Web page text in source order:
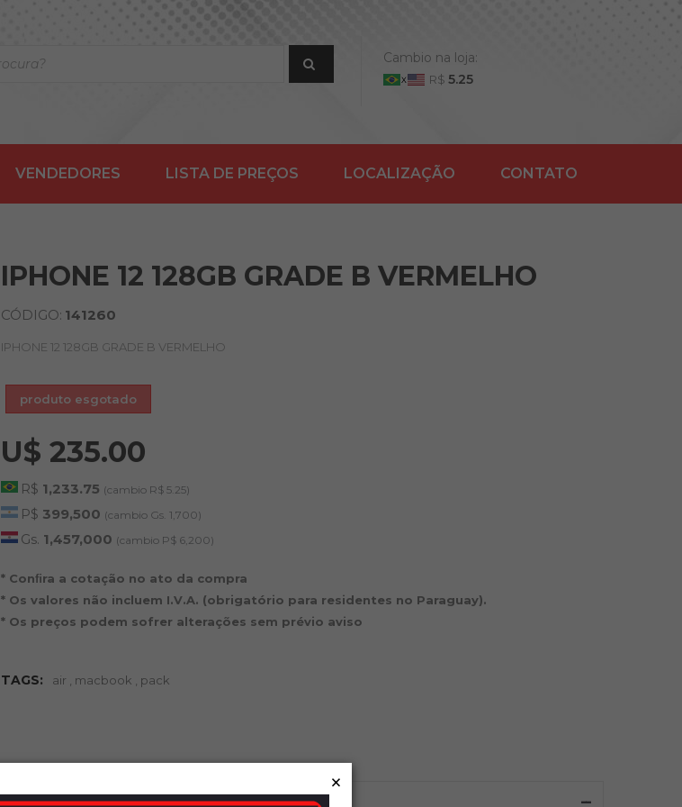
Cambio na loja:
R$ 5.25
VENDEDORES LISTA DE PREÇOS LOCALIZAÇÃO CONTATO
IPHONE 12 128GB GRADE B VERMELHO
CÓDIGO: 141260
IPHONE 12 128GB GRADE B VERMELHO
produto esgotado
U$ 235.00
R$ 1,233.75 (cambio R$ 5.25)
P$ 399,500 (cambio Gs. 1,700)
Gs. 1,457,000 (cambio P$ 6,200)
* Conﬁra a cotação no ato da compra
* Os valores não incluem I.V.A. (obrigatório para residentes no Paraguay).
* Os preços podem sofrer alterações sem prévio aviso
TAGS: air macbook pack
×